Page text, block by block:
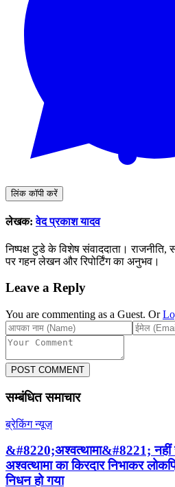
लिंक कॉपी करें
लेखक:वेद प्रकाश यादव
निष्पक्ष टुडे के विशेष संवाददाता।
पर गहन लेखन और रिपोर्टिंग का अनुभव।
Leave a Reply
You are commenting as a Guest. Or
POST COMMENT
सम्बंधित समाचार
ब्रेकिंग न्यूज़
&#8220;अश्वत्थामा&#8221; नहीं
अश्वत्थामा का किरदार निभाकर
निधन हो गया